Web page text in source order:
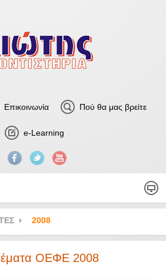
Επικοινωνία Πού θα μας βρείτε
e-Learning
2008
ΟΕΦΕ 2008